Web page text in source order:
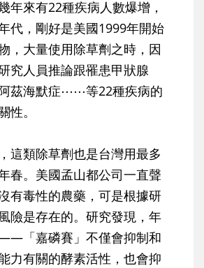
年來有22種疾病人數爆增，
代，剛好是美國1999年開始
，大量使用除草劑之時，因
究人員推論跟罹患甲狀腺
茲海默症⋯⋯等22種疾病的
性。
這類除草劑也是台灣用最多
。美國孟山都公司一直聲
有毒性的農藥，可是根據研
險是存在的。研究發現，年
「嘉磷賽」不僅會抑制和
力有關的酵素活性，也會抑